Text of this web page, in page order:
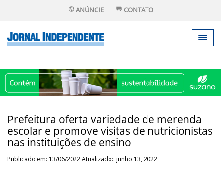
ANÚNCIE CONTATO
Prefeitura oferta variedade de merenda
escolar e promove visitas de nutricionistas
nas instituições de ensino
Publicado em: 13/06/2022 Atualizado:: junho 13, 2022